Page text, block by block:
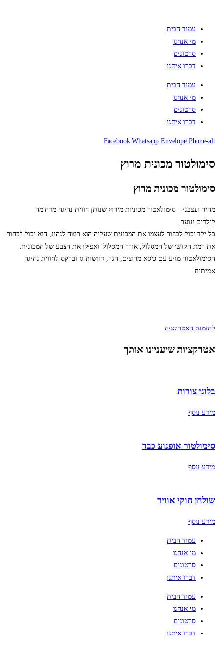
עמוד הבית
מי אנחנו
סרטונים
דברו איתנו
עמוד הבית
מי אנחנו
סרטונים
דברו איתנו
Facebook Whatsapp Envelope Phone-alt
סימולטור מכונית מרוץ
סימולטור מכונית מרוץ
מהיר ועצבני – סימולאטור מכוניות מירוץ שנותן חווית נהיגה מדהימה
לילדים ונוער.
כל ילד יכול לבחור לעצמו את המכונית שעליה הוא רוצה לנהוג, הוא יכול לבחור
את רמת הקושי של המסלול, אורך המסלול' ואפילו את הצבע של המכונית.
הסימולאטור מגיע עם כיסא מרוצים, הגה, דוושות גז וברקס לחווית נהיגה
אמיתית.
להזמנת האטרקציה
אטרקציות שיעניינו אותך
בלוני צורות
מידע נוסף
סימולטור אופנוע כבד
מידע נוסף
שולחן הוקי אוויר
מידע נוסף
עמוד הבית
מי אנחנו
סרטונים
דברו איתנו
עמוד הבית
מי אנחנו
סרטונים
דברו איתנו